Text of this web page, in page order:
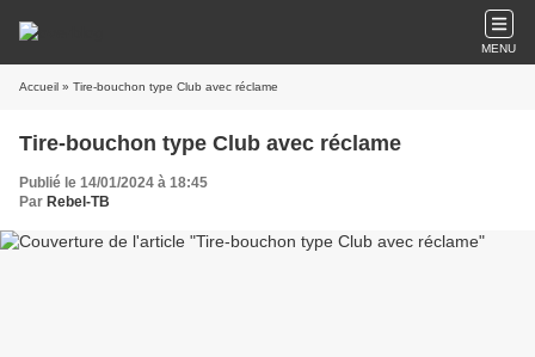
MENU
Accueil » Tire-bouchon type Club avec réclame
Tire-bouchon type Club avec réclame
Publié le 14/01/2024 à 18:45
Par Rebel-TB